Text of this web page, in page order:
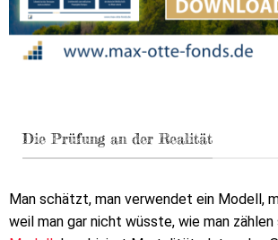
Die Prüfung an der Realität
Man schätzt, man verwendet ein Modell,
weil man gar nicht wüsste, wie man zählen